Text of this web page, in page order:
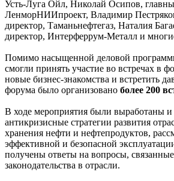
Усть-Луга Ойл, Николай Осипов,
ЛенморНИИпроект, Владимир
директор, Таманьнефтегаз, Наталия
директор, Интерферрум-Металл и
Помимо насыщенной деловой
смогли принять участие во встречах в
новые бизнес-знакомства и встретить
форума было организовано более 200
В ходе мероприятия были выработаны
антикризисные стратегии развития
хранения нефти и нефтепродуктов,
эффективной и безопасной
получены ответы на вопросы,
законодательства в отрасли.